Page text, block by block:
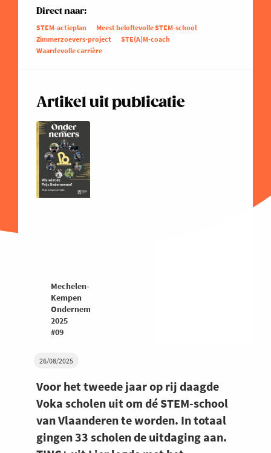
Direct naar:
STEM-actieplan
Meest beloftevolle STEM-school
Zimmerzoevers-project
STE(A)M-coach
Waardevolle carrière
26/08/2025
Voor het tweede jaar op rij daagde
Voka scholen uit om dé STEM-school
van Vlaanderen te worden. In totaal
gingen 33 scholen de uitdaging aan.
Artikel uit publicatie
Mechelen-
Kempen
Ondernemers
2025
#09